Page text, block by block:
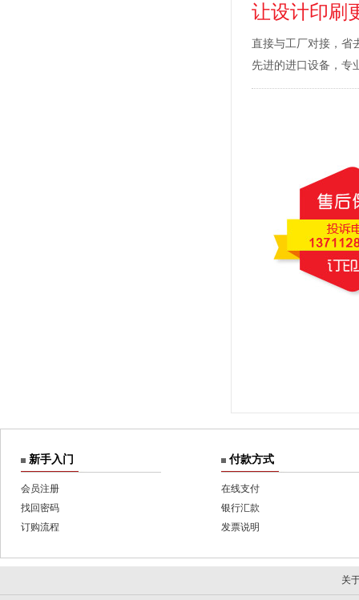
让设计印刷
直接与工厂对接，省
先进的进口设备，专
新手入门
会员注册
找回密码
订购流程
付款方式
在线支付
银行汇款
发票说明
关